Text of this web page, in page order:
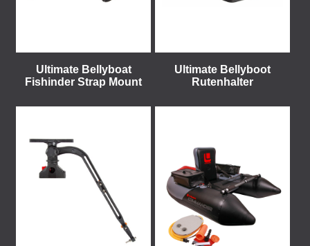
Ultimate Bellyboat
Fishinder Strap Mount
Ultimate Bellyboot
Rutenhalter